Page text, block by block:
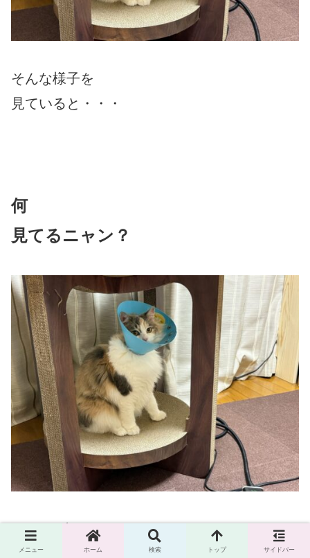
そんな様子を
見ていると・・・
何
見てるニャン？
という
を
メニュー ホーム 検索 トップ サイドバー